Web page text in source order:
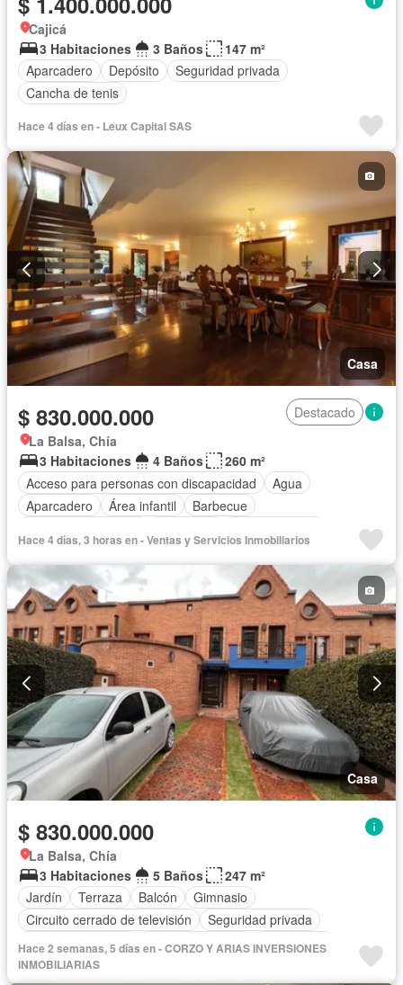
Cajicá
3 Habitaciones
3 Baños
147 m²
Aparcadero
Depósito
Seguridad privada
Cancha de tenis
Hace 4 días en - Leux Capital SAS
Casa
$ 830.000.000
Destacado
La Balsa, Chía
3 Habitaciones
4 Baños
260 m²
Acceso para personas con discapacidad
Agua
Aparcadero
Área infantil
Barbecue
Electricidad
Estudio Gas natural Jacuzzi
Jardín
Piscina Vigilante Seguridad privada
Hace 4 días, 3 horas en - Ventas y Servicios Inmobiliarios
Casa
$ 830.000.000
La Balsa, Chía
3 Habitaciones
5 Baños
247 m²
Jardín
Terraza Balcón
Gimnasio
Circuito cerrado de televisión
Seguridad privada
Cuarto de servicio
Vista panorámica
Calefacción
Barbecue
Closet
Hace 2 semanas, 5 días en - CORZO Y ARIAS INVERSIONES
INMOBILIARIAS